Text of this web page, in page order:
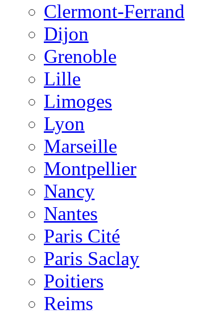
Clermont-Ferrand
Dijon
Grenoble
Lille
Limoges
Lyon
Marseille
Montpellier
Nancy
Nantes
Paris Cité
Paris Saclay
Poitiers
Reims